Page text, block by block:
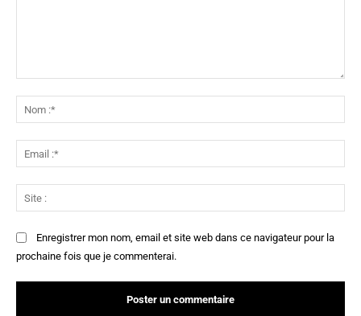
:*
:*
:
Enregistrer mon nom, email et site web dans ce navigateur pour la
prochaine fois que je commenterai.